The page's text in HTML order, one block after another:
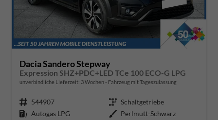
Dacia Sandero Stepway
Expression SHZ+PDC+LED TCe 100 ECO-G LPG
unverbindliche Lieferzeit: 3 Wochen Fahrzeug mit Tageszulassung
Fahrzeugnr. 544907 Getriebe Schaltgetriebe
Kraftstoff Autogas LPG Außenfarbe Perlmutt-Schwarz